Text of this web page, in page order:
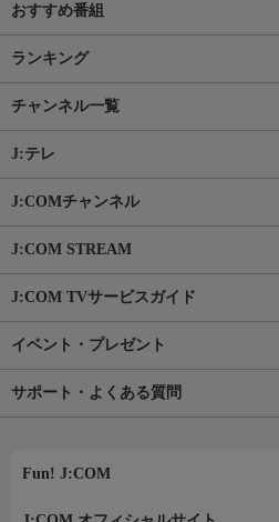
おすすめ番組
ランキング
チャンネル一覧
J:テレ
J:COMチャンネル
J:COM STREAM
J:COM TVサービスガイド
イベント・プレゼント
サポート・よくある質問
Fun! J:COM